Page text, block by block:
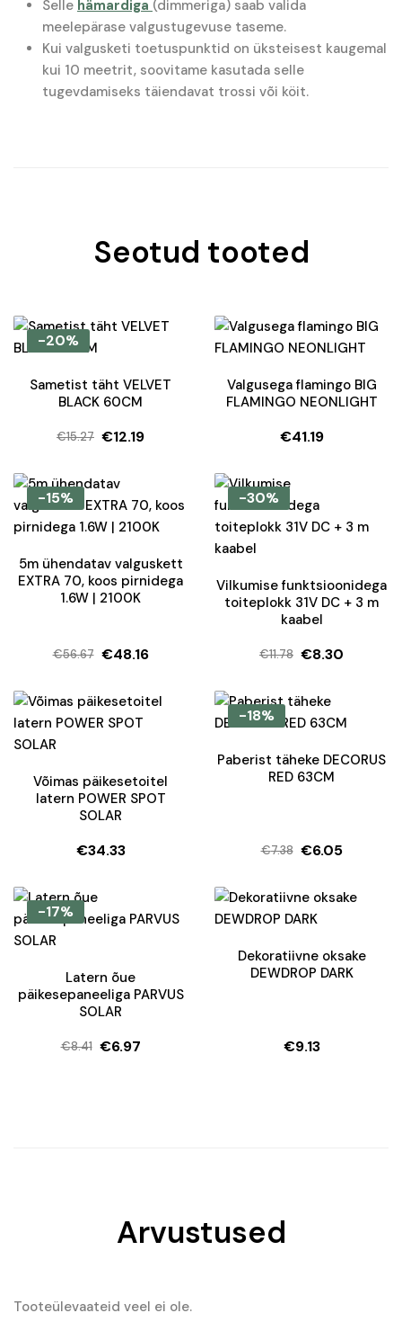
Selle hämardiga (dimmeriga) saab valida
meelepärase valgustugevuse taseme.
Kui valgusketi toetuspunktid on üksteisest kaugemal
kui 10 meetrit, soovitame kasutada selle
tugevdamiseks täiendavat trossi või köit.
Seotud tooted
-20%
Sametist täht VELVET
BLACK 60CM
€15.27
Algne
oli:
€15.27.
€12.19
Current
is:
€12.19.
Valgusega flamingo BIG
FLAMINGO NEONLIGHT
€41.19
-15%
5m ühendatav valguskett
EXTRA 70, koos pirnidega
1.6W | 2100K
€56.67
Algne
oli:
€56.67.
€48.16
Current
is:
€48.16.
-30%
Vilkumise funktsioonidega
toiteplokk 31V DC + 3 m
kaabel
€11.78
Algne
oli:
€11.78.
€8.30
Current
is:
€8.30.
Võimas päikesetoitel
latern POWER SPOT
SOLAR
€34.33
-18%
Paberist täheke DECORUS
RED 63CM
€7.38
Algne
oli:
€7.38.
€6.05
Current
is:
€6.05.
-17%
Latern õue
päikesepaneeliga PARVUS
SOLAR
€8.41
Algne
€6.97
Current
Dekoratiivne oksake
DEWDROP DARK
€9.13
Arvustused
Tooteülevaateid veel ei ole.